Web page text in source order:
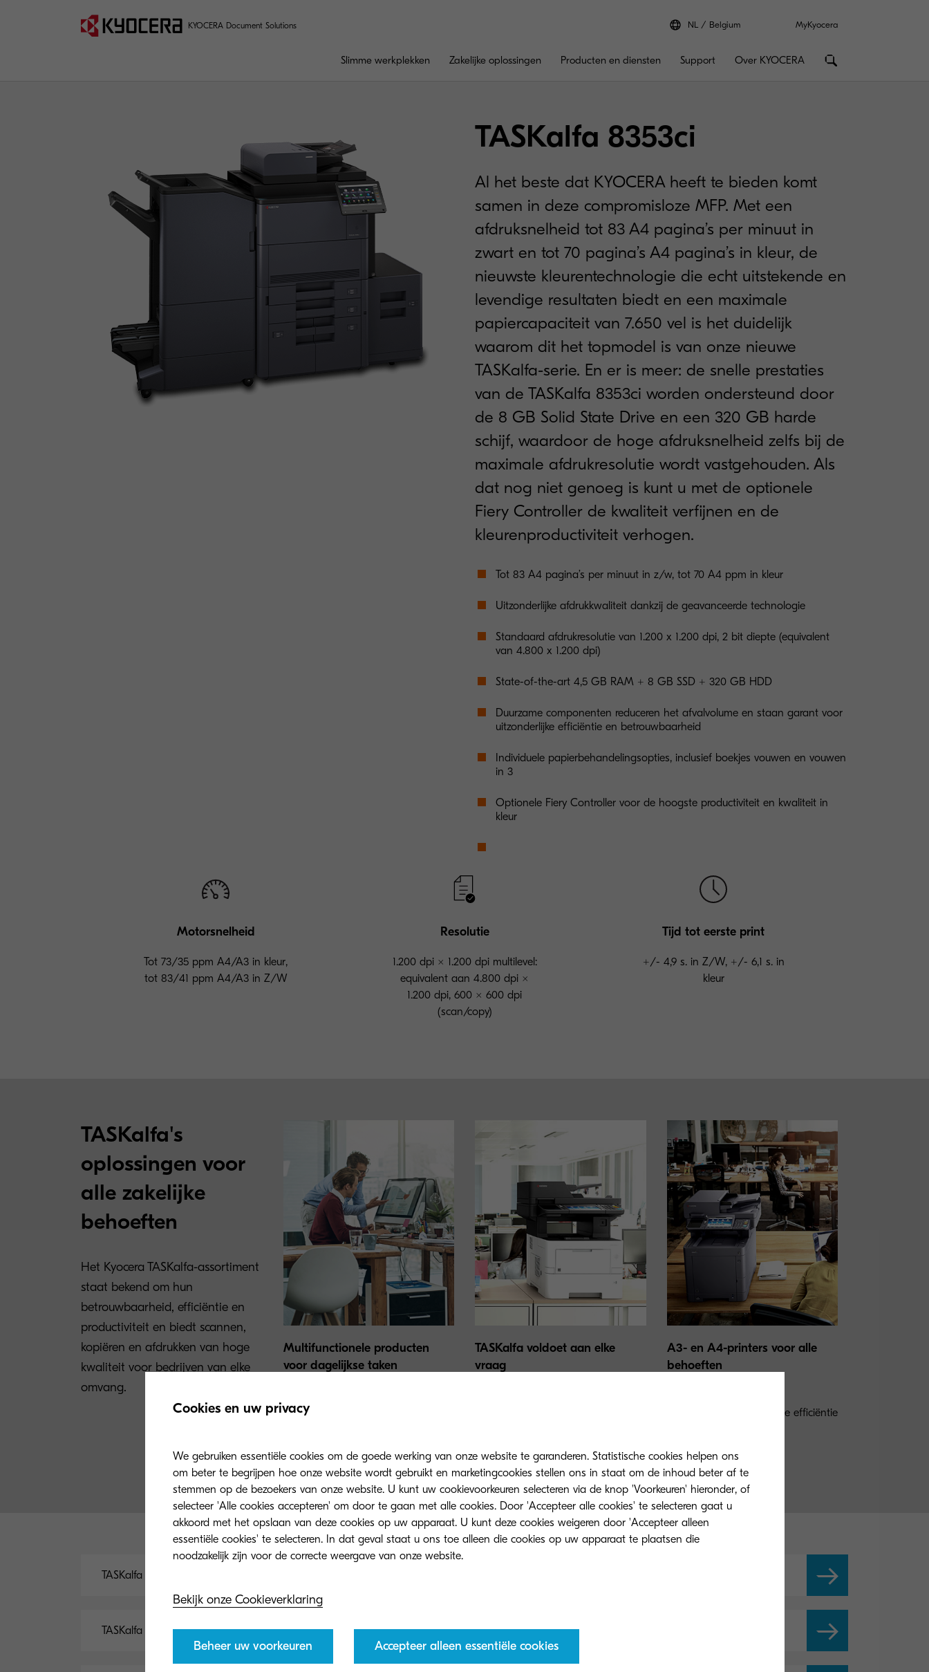
KYOCERA Document Solutions NL Belgium MyKyocera
Slimme werkplekken Zakelijke oplossingen Producten en diensten Support Over KYOCERA
TASKalfa 8353ci
Al het beste dat KYOCERA heeft te bieden komt
samen in deze compromisloze MFP. Met een
afdruksnelheid tot 83 A4 pagina’s per minuut in
zwart en tot 70 pagina’s A4 pagina’s in kleur, de
nieuwste kleurentechnologie die echt uitstekende en
levendige resultaten biedt en een maximale
papiercapaciteit van 7.650 vel is het duidelijk
waarom dit het topmodel is van onze nieuwe
TASKalfa-serie. En er is meer: de snelle prestaties
van de TASKalfa 8353ci worden ondersteund door
de 8 GB Solid State Drive en een 320 GB harde
schijf, waardoor de hoge afdruksnelheid zelfs bij de
maximale afdrukresolutie wordt vastgehouden. Als
dat nog niet genoeg is kunt u met de optionele
Fiery Controller de kwaliteit verfijnen en de
kleurenproductiviteit verhogen.
Tot 83 A4 pagina’s per minuut in z/w, tot 70 A4 ppm in kleur
Uitzonderlijke afdrukkwaliteit dankzij de geavanceerde technologie
Standaard afdrukresolutie van 1.200 x 1.200 dpi, 2 bit diepte (equivalent
van 4.800 x 1.200 dpi)
State-of-the-art 4,5 GB RAM + 8 GB SSD + 320 GB HDD
Duurzame componenten reduceren het afvalvolume en staan garant voor
uitzonderlijke efficiëntie en betrouwbaarheid
Individuele papierbehandelingsopties, inclusief boekjes vouwen en vouwen
in 3
Optionele Fiery Controller voor de hoogste productiviteit en kwaliteit in
kleur
Motorsnelheid
Tot 73/35 ppm A4/A3 in kleur,
tot 83/41 ppm A4/A3 in Z/W
Resolutie
1.200 dpi × 1.200 dpi multilevel:
equivalent aan 4.800 dpi ×
1.200 dpi, 600 × 600 dpi
(scan/copy)
Tijd tot eerste print
+/- 4,9 s. in Z/W, +/- 6,1 s. in
kleur
TASKalfa's
oplossingen voor
alle zakelijke
behoeften
Het Kyocera TASKalfa-assortiment
staat bekend om hun
betrouwbaarheid, efficiëntie en
productiviteit en biedt scannen,
kopiëren en afdrukken van hoge
kwaliteit voor bedrijven van elke
omvang.
Multifunctionele producten
voor dagelijkse taken
reeks bekroonde machines met een
TASKalfa voldoet aan elke
vraag
A3- en A4-printers voor alle
behoeften
betrouwbaarheid en hoge efficiëntie
TASKalfa 8353ci drivers
TASKalfa 8353ci documentatie
Cookies en uw privacy
We gebruiken essentiële cookies om de goede werking van onze website te garanderen. Statistische cookies helpen ons
om beter te begrijpen hoe onze website wordt gebruikt en marketingcookies stellen ons in staat om de inhoud beter af te
stemmen op de bezoekers van onze website. U kunt uw cookievoorkeuren selecteren via de knop 'Voorkeuren' hieronder, of
selecteer 'Alle cookies accepteren' om door te gaan met alle cookies. Door 'Accepteer alle cookies' te selecteren gaat u
akkoord met het opslaan van deze cookies op uw apparaat. U kunt deze cookies weigeren door 'Accepteer alleen
essentiële cookies' te selecteren. In dat geval staat u ons toe alleen die cookies op uw apparaat te plaatsen die
noodzakelijk zijn voor de correcte weergave van onze website.
Bekijk onze Cookieverklaring
Beheer uw voorkeuren Accepteer alleen essentiële cookies